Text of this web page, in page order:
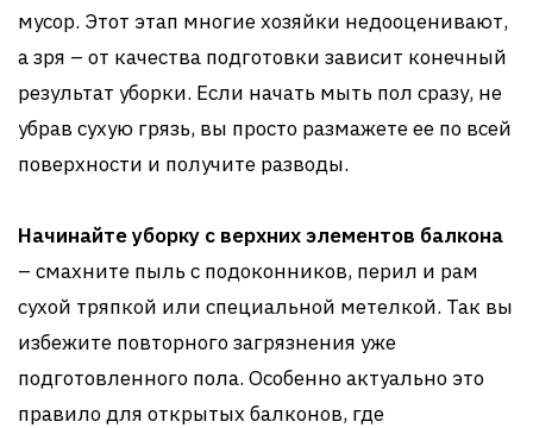
мусор. Этот этап многие хозяйки недооценивают,
а зря – от качества подготовки зависит конечный
результат уборки. Если начать мыть пол сразу, не
убрав сухую грязь, вы просто размажете ее по всей
поверхности и получите разводы.
Начинайте уборку с верхних элементов балкона
– смахните пыль с подоконников, перил и рам
сухой тряпкой или специальной метелкой. Так вы
избежите повторного загрязнения уже
подготовленного пола. Особенно актуально это
правило для открытых балконов, где